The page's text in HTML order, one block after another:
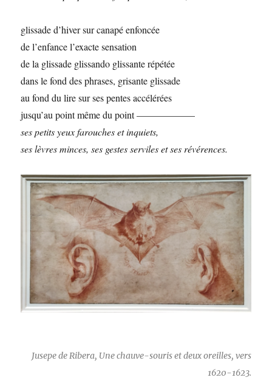
glissade d’hiver sur canapé enfoncée
de l’enfance l’exacte sensation
de la glissade glissando glissante répétée
dans le fond des phrases, grisante glissade
au fond du lire sur ses pentes accélérées
jusqu’au point même du point ——————
ses petits yeux farouches et inquiets,
ses lèvres minces, ses gestes serviles et ses révérences.
Jusepe de Ribera, Une chauve-souris et deux oreilles, vers
1620-1623.